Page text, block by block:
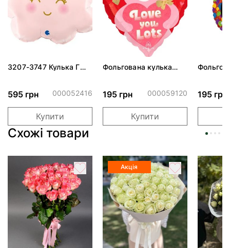
3207-3747 Кулька Г
595 грн 000052416
Купити
Фольгована кулька
195 грн 000059120
Купити
195 грн
Схожі товари
Акція